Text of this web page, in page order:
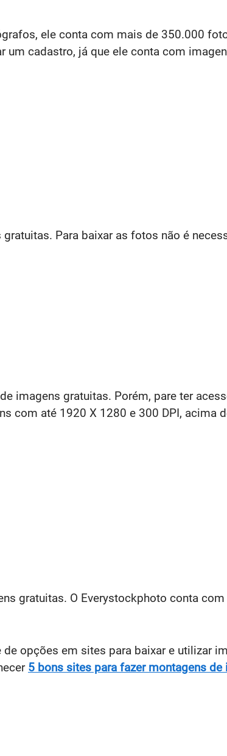
ele conta com mais de 350.000
um cadastro, já que ele conta com
Para baixar as fotos não é
imagens gratuitas. Porém, pare ter
com até 1920 X 1280 e 300 DPI, acima
gratuitas. O Everystockphoto conta
opções em sites para baixar e utilizar
5 bons sites para fazer montagens de